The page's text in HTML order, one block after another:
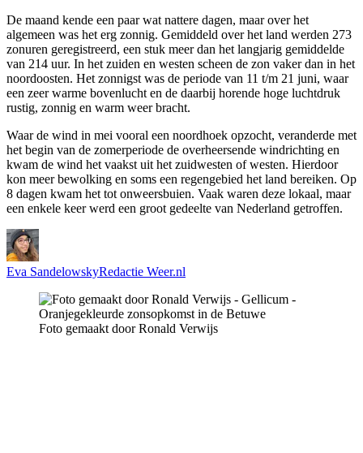
De maand kende een paar wat nattere dagen, maar over het
algemeen was het erg zonnig. Gemiddeld over het land werden 273
zonuren geregistreerd, een stuk meer dan het langjarig gemiddelde
van 214 uur. In het zuiden en westen scheen de zon vaker dan in het
noordoosten. Het zonnigst was de periode van 11 t/m 21 juni, waar
een zeer warme bovenlucht en de daarbij horende hoge luchtdruk
rustig, zonnig en warm weer bracht.
Waar de wind in mei vooral een noordhoek opzocht, veranderde met
het begin van de zomerperiode de overheersende windrichting en
kwam de wind het vaakst uit het zuidwesten of westen. Hierdoor
kon meer bewolking en soms een regengebied het land bereiken. Op
8 dagen kwam het tot onweersbuien. Vaak waren deze lokaal, maar
een enkele keer werd een groot gedeelte van Nederland getroffen.
Eva SandelowskyRedactie Weer.nl
Foto gemaakt door Ronald Verwijs